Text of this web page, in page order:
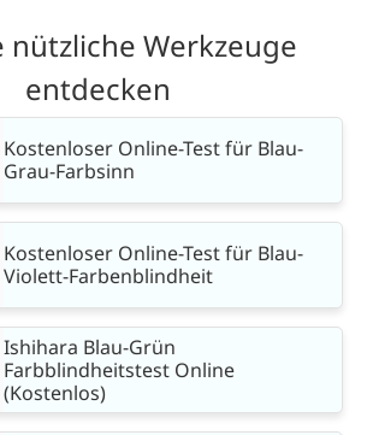
nützliche Werkzeuge
entdecken
Kostenloser Online-Test für Blau-
Grau-Farbsinn
Kostenloser Online-Test für Blau-
Violett-Farbenblindheit
Ishihara Blau-Grün
Farbblindheitstest Online
(Kostenlos)